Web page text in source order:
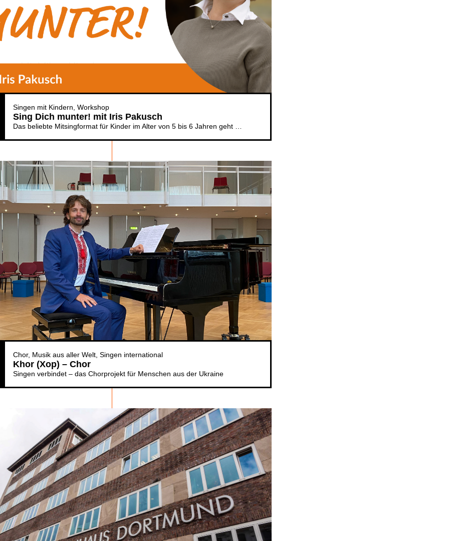
Singen mit Kindern Workshop
Sing Dich munter! mit Iris Pakusch
Chor Musik aus aller Welt Singen international
Khor (Xop) – Chor
Singen verbindet – das Chorprojekt für Menschen aus der Ukraine